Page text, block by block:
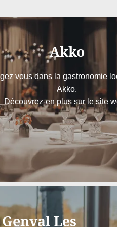
Akko
vous dans la gastronomie
Akko.
Découvrez-en plus sur le site
AKKO
Genval Les